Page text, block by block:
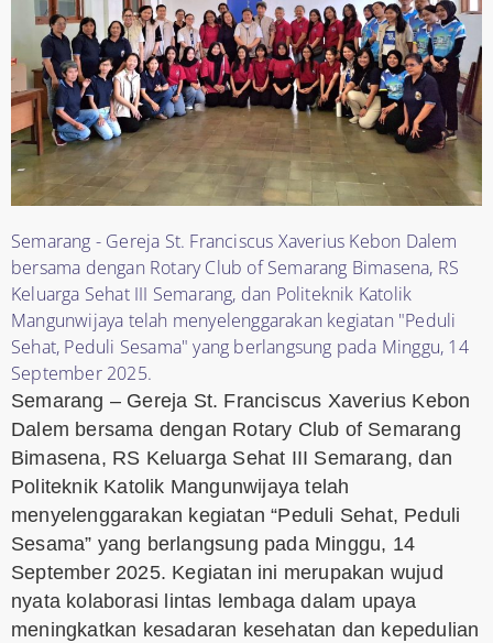
Semarang - Gereja St. Franciscus Xaverius Kebon Dalem
bersama dengan Rotary Club of Semarang Bimasena, RS
Keluarga Sehat III Semarang, dan Politeknik Katolik
Mangunwijaya telah menyelenggarakan kegiatan "Peduli
Sehat, Peduli Sesama" yang berlangsung pada Minggu, 14
September 2025.
Semarang – Gereja St. Franciscus Xaverius Kebon
Dalem bersama dengan Rotary Club of Semarang
Bimasena, RS Keluarga Sehat III Semarang, dan
Politeknik Katolik Mangunwijaya telah
menyelenggarakan kegiatan “Peduli Sehat, Peduli
Sesama” yang berlangsung pada Minggu, 14
September 2025. Kegiatan ini merupakan wujud
nyata kolaborasi lintas lembaga dalam upaya
meningkatkan kesadaran kesehatan dan kepedulian